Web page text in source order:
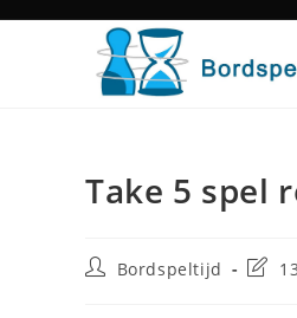
Ga
Take 5 spel
BerichtBordspeltijd